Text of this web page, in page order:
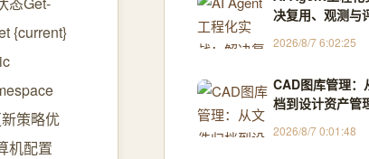
{current}
策略优
机配置
决复用、观测与
2026/8/7 6:02:25
CAD图库管理：
档到设计资产管
2026/8/7 0:01:48